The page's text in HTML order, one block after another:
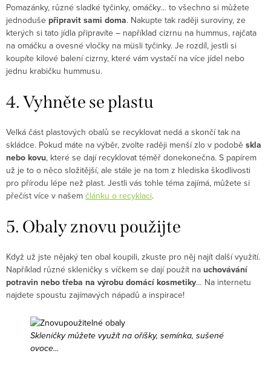
Pomazánky, různé sladké tyčinky, omáčky… to všechno si můžete
jednoduše připravit sami doma. Nakupte tak raději suroviny, ze
kterých si tato jídla připravíte – například cizrnu na hummus, rajčata
na omáčku a ovesné vločky na müsli tyčinky. Je rozdíl, jestli si
koupíte kilové balení cizrny, které vám vystačí na více jídel nebo
jednu krabičku hummusu.
4. Vyhněte se plastu
Velká část plastových obalů se recyklovat nedá a skončí tak na
skládce. Pokud máte na výběr, zvolte raději menší zlo v podobě skla
nebo kovu, které se dají recyklovat téměř donekonečna. S papírem
už je to o něco složitější, ale stále je na tom z hlediska škodlivosti
pro přírodu lépe než plast. Jestli vás tohle téma zajímá, můžete si
přečíst více v našem článku o recyklaci.
5. Obaly znovu použijte
Když už jste nějaký ten obal koupili, zkuste pro něj najít další využití.
Například různé skleničky s víčkem se dají použít na uchovávání
potravin nebo třeba na výrobu domácí kosmetiky… Na internetu
najdete spoustu zajímavých nápadů a inspirace!
Skleničky můžete využít na oříšky, semínka, sušené
ovoce…